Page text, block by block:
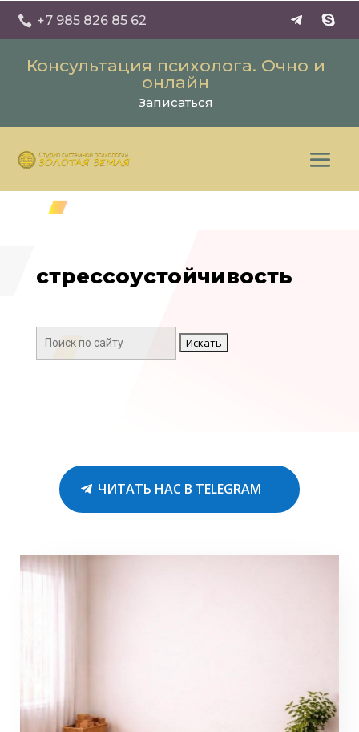
 +7 985 826 85 62
Консультация психолога. Очно и
онлайн
Записаться
стрессоустойчивость
Поиск:
ЧИТАТЬ НАС В TELEGRAM